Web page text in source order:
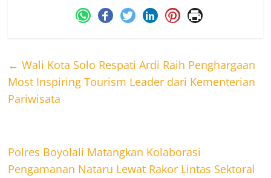
← Wali Kota Solo Respati Ardi Raih Penghargaan
Most Inspiring Tourism Leader dari Kementerian
Pariwisata
Polres Boyolali Matangkan Kolaborasi
Pengamanan Nataru Lewat Rakor Lintas Sektoral